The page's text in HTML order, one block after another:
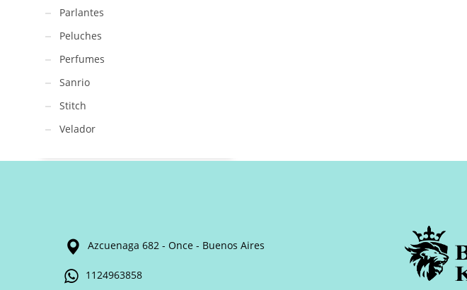
Parlantes
Peluches
Perfumes
Sanrio
Stitch
Velador
Azcuenaga 682 - Once - Buenos Aires
1124963858